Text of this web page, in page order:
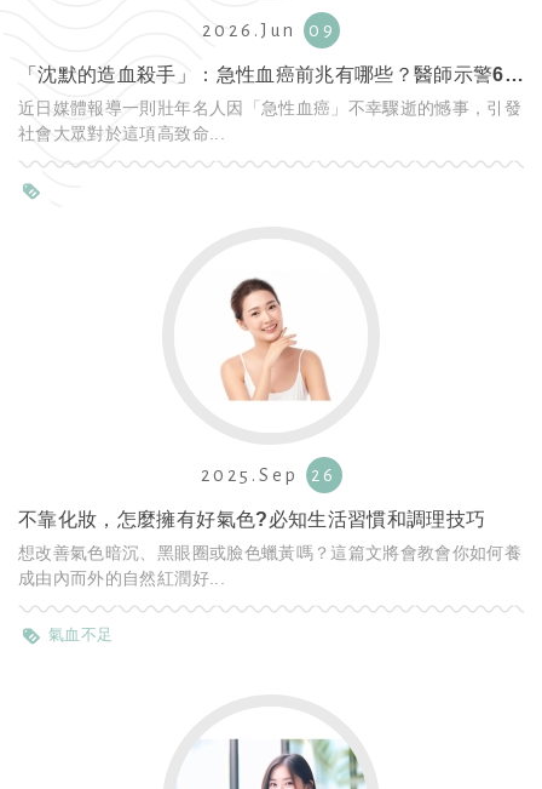
2026.Jun 09
「沈默的造血殺手」：急性血癌前兆有哪些？醫師示警6大症狀與防...
近日媒體報導一則壯年名人因「急性血癌」不幸驟逝的憾事，引發
社會大眾對於這項高致命...
2025.Sep 26
不靠化妝，怎麼擁有好氣色?必知生活習慣和調理技巧
想改善氣色暗沉、黑眼圈或臉色蠟黃嗎？這篇文將會教會你如何養
成由內而外的自然紅潤好...
氣血不足